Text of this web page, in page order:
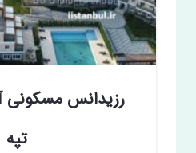
رزیدانس مسکونی
تپه